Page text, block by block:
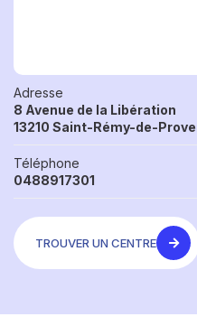
Adresse
8 Avenue de la Libération
13210 Saint-Rémy-de-
Téléphone
0488917301
TROUVER UN CENTRE